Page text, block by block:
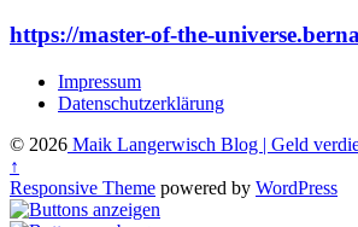
https://master-of-the-
Impressum
Datenschutzerklärung
© 2026 Maik Langerwisch Blog | Geld
↑
Responsive Theme powered by WordPress